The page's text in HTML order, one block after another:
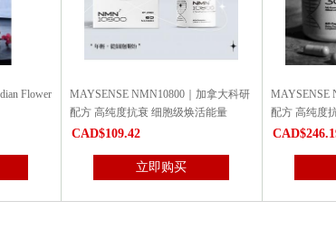
NMN10800｜加拿大科研
抗衰 细胞级焕活能量
MAYSENSE NMN30000｜加拿大科研
配方 高纯度抗衰 每瓶含30000毫克...